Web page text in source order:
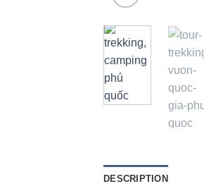
DESCRIPTION